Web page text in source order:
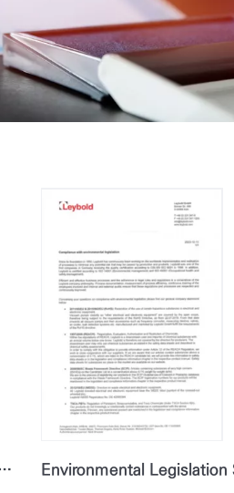
and examination centers“